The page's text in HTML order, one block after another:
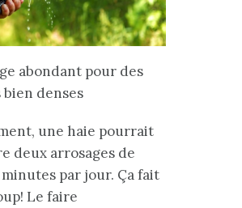
abondant pour des
bien denses
une haie pourrait
deux arrosages de
par jour. Ça fait
Le faire